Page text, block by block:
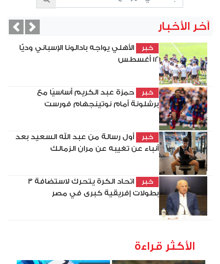
آخر الأخبار
خبر
الأهلي يواجه بادالونا الإسباني وديًّا
12 أغسطس
خبر
حمزة عبد الكريم أساسيًا مع
برشلونة أمام نوتينجهام فورست
خبر
أول رسالة من عبد الله السعيد بعد
أنباء عن تغيبه عن مران الزمالك
خبر
اتحاد الكرة يتحرك لاستضافة 3
بطولات إفريقية كبرى في مصر
Next
الأكثر قراءة